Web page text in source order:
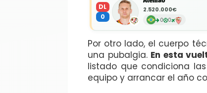
DL
0
2.520.000€
0 0
Por otro lado, el cuerpo
una pubalgia. En esta
listado que condiciona
equipo y arrancar el año